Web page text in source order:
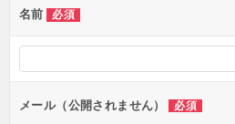
ー
シ
名前 必須
メール（公開されません） 必須